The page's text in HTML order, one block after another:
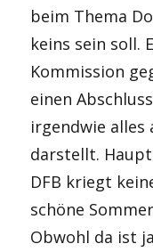
beim Thema
keins sein soll.
Kommission
einen
irgendwie alles
darstellt.
DFB kriegt
schöne
Obwohl da ist